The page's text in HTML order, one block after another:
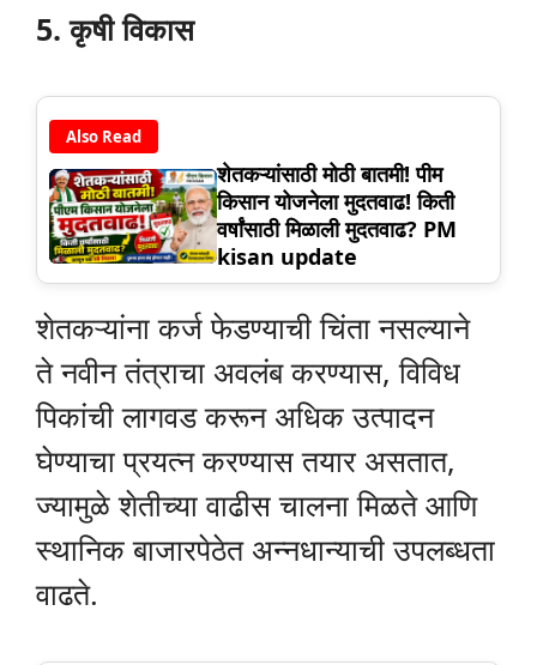
5. कृषी विकास
Also Read
शेतकऱ्यांसाठी मोठी बातमी! पीम
किसान योजनेला मुदतवाढ! किती
वर्षांसाठी मिळाली मुदतवाढ? PM
kisan update
शेतकऱ्यांना कर्ज फेडण्याची चिंता नसल्याने
ते नवीन तंत्राचा अवलंब करण्यास, विविध
पिकांची लागवड करून अधिक उत्पादन
घेण्याचा प्रयत्न करण्यास तयार असतात,
ज्यामुळे शेतीच्या वाढीस चालना मिळते आणि
स्थानिक बाजारपेठेत अन्नधान्याची उपलब्धता
वाढते.